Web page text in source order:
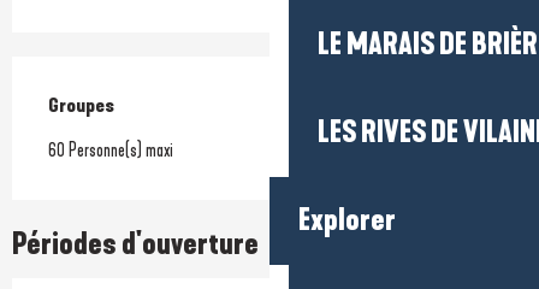
LE MARAIS DE
LES RIVES DE
Explorer
Groupes
Groupes
60 Personne(s) maxi
Périodes d'ouverture